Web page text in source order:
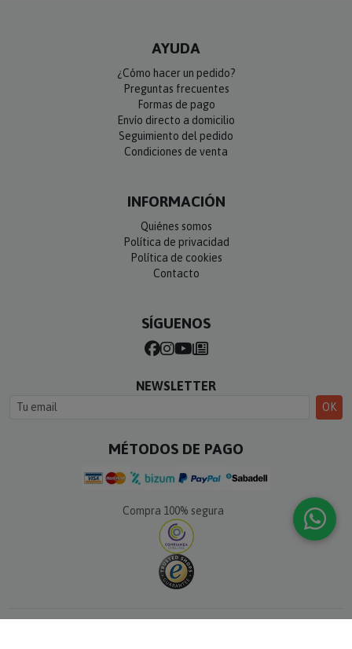
AYUDA
¿Cómo hacer un pedido?
Preguntas frecuentes
Formas de pago
Envío directo a domicilio
Seguimiento del pedido
Condiciones de venta
INFORMACIÓN
Quiénes somos
Política de privacidad
Política de cookies
Contacto
SÍGUENOS
NEWSLETTER
OK
MÉTODOS DE PAGO
Compra 100% segura